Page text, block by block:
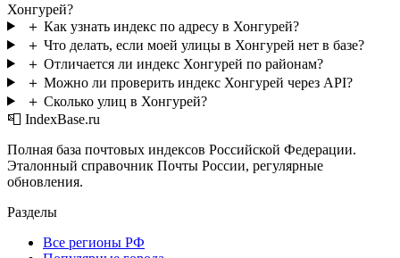
Хонгурей?
＋ Как узнать индекс по адресу в Хонгурей?
＋ Что делать, если моей улицы в Хонгурей нет в базе?
＋ Отличается ли индекс Хонгурей по районам?
＋ Можно ли проверить индекс Хонгурей через API?
＋ Сколько улиц в Хонгурей?
📮 IndexBase.ru
Полная база почтовых индексов Российской Федерации.
Эталонный справочник Почты России, регулярные
обновления.
Разделы
Все регионы РФ